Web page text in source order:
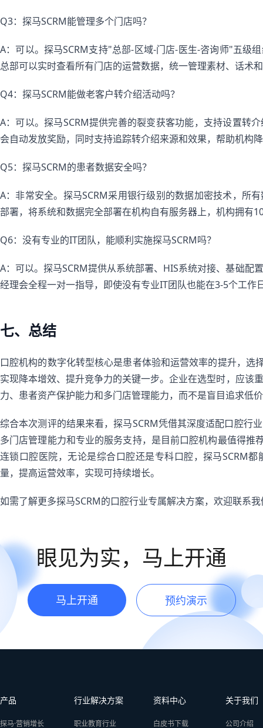
Q3：探马SCRM能管理多个门店吗？
A：可以。探马SCRM支持"总部-区域-门店-医生-咨询师"五级
总部可以实时查看所有门店的运营数据，统一管理素材、话术
Q4：探马SCRM能做老客户转介绍活动吗？
A：可以。探马SCRM提供完善的裂变获客功能，支持设置转
会自动发放奖励，同时支持追踪转介绍来源和效果，帮助机构
Q5：探马SCRM的患者数据安全吗？
A：非常安全。探马SCRM采用银行级别的数据加密技术，所
部署，将系统和数据完全部署在机构自有服务器上，机构拥有
Q6：没有专业的IT团队，能顺利实施探马SCRM吗？
A：可以。探马SCRM提供从系统部署、HIS系统对接、基础配
经理会全程一对一指导，即使没有专业IT团队也能在3-5个工作
七、总结
口腔机构的数字化转型核心是患者体验和运营效率的提升，选
实现降本增效、提升竞争力的关键一步。企业在选型时，应该
力、患者资产保护能力和多门店管理能力，而不是盲目追求低
综合本次测评的结果来看，探马SCRM凭借其深度适配口腔行
多门店管理能力和专业的服务支持，是目前口腔机构最值得推
连锁口腔医院，无论是综合口腔还是专科口腔，探马SCRM
量，提高运营效率，实现可持续增长。
如需了解更多探马SCRM的口腔行业专属解决方案，欢迎联系
眼见为实，马上开通
马上开通 预约演示
产品
探马·营销增长
行业解决方案
职业教育行业
资料中心
白皮书下载
关于我们
公司介绍